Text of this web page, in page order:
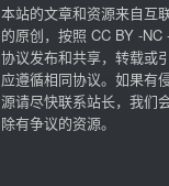
本站的文章和资源来自互
的原创，按照 CC BY -NC
协议发布和共享，转载或
应遵循相同协议。如果有
源请尽快联系站长，我们
除有争议的资源。